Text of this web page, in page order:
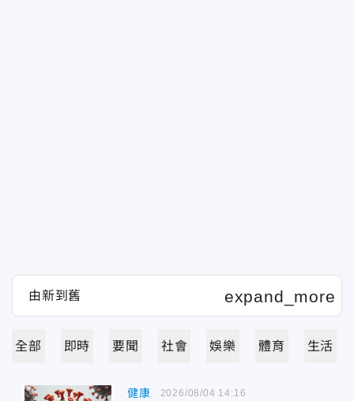
全部 即時 要聞 社會 娛樂 體育 生活
健康 2026/08/04 14:16